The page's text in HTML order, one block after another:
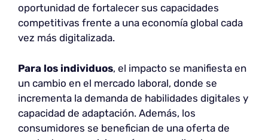
oportunidad de fortalecer sus capacidades
competitivas frente a una economía global cada
vez más digitalizada.
Para los individuos, el impacto se manifiesta en
un cambio en el mercado laboral, donde se
incrementa la demanda de habilidades digitales y
capacidad de adaptación. Además, los
consumidores se benefician de una oferta de